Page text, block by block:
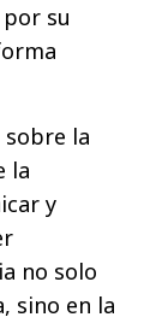
su
la
la
y
no solo
sino en la